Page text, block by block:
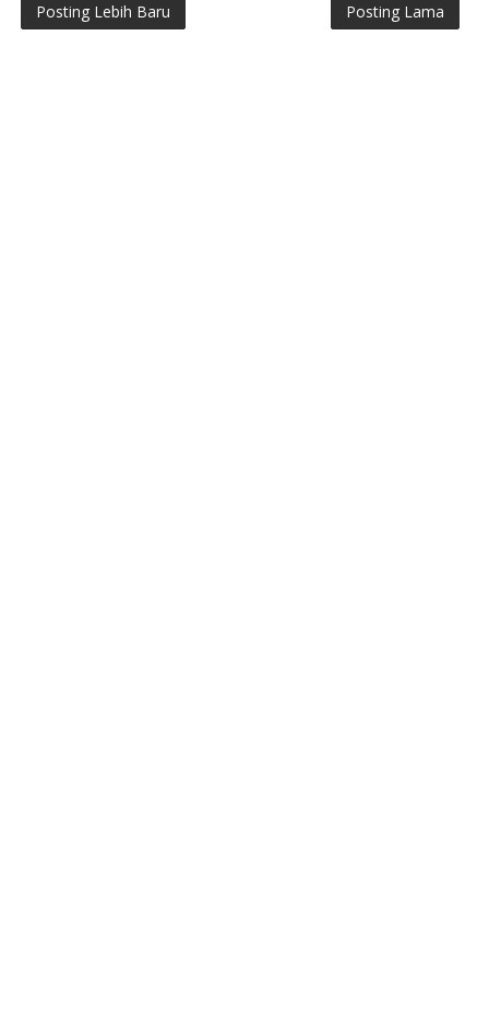
Posting Lebih Baru Posting Lama